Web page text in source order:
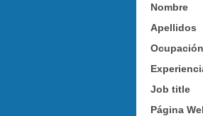
Nombre
Apellidos
Ocupación
Job title
Página